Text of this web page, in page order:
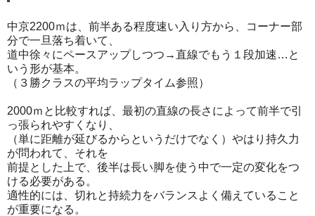
中京2200ｍは、前半ある程度速い入り方から、コーナー部
分で一旦落ち着いて、
道中徐々にペースアップしつつ→直線でもう１段加速…と
いう形が基本。
（３勝クラスの平均ラップタイム参照）
2000ｍと比較すれば、最初の直線の長さによって前半で引
っ張られやすくなり、
（単に距離が延びるからというだけでなく）やはり持久力
が問われて、それを
前提とした上で、後半は長い脚を使う中で一定の変化をつ
ける必要がある。
適性的には、切れと持続力をバランスよく備えていること
が重要になる。